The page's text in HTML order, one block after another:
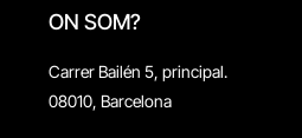
ON SOM?
Carrer Bailén 5, principal.
08010, Barcelona